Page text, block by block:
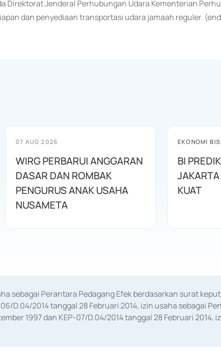
Direktorat Jenderal Perhubungan Udara Kementerian
dan penyediaan transportasi udara jamaah reguler.
07 AUG 2026
WIRG PERBARUI ANGGARAN
DASAR DAN ROMBAK
PENGURUS ANAK USAHA
NUSAMETA
EKONOMI
BI
KUAT
sebagai Perantara Pedagang Efek berdasarkan surat
D.04/2014 tanggal 28 Februari 2014, izin usaha sebagai
1997 dan KEP-07/D.04/2014 tanggal 28 Februari